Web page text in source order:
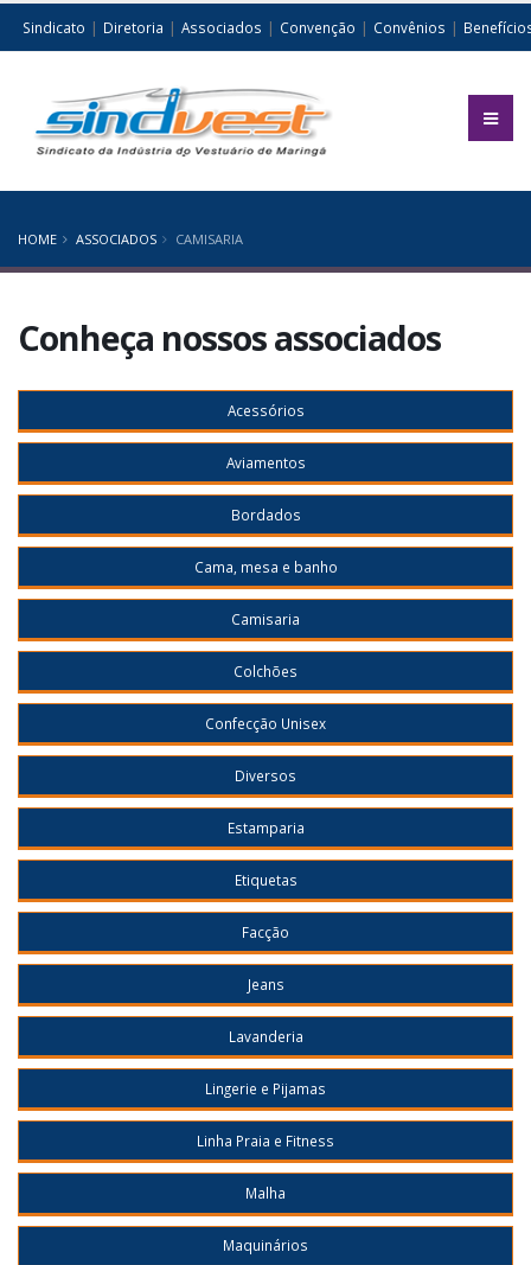
Sindicato | Diretoria | Associados | Convenção | Convênios |
HOME ASSOCIADOS CAMISARIA
Conheça nossos associados
Acessórios
Aviamentos
Bordados
Cama, mesa e banho
Camisaria
Colchões
Confecção Unisex
Diversos
Estamparia
Etiquetas
Facção
Jeans
Lavanderia
Lingerie e Pijamas
Linha Praia e Fitness
Malha
Maquinários